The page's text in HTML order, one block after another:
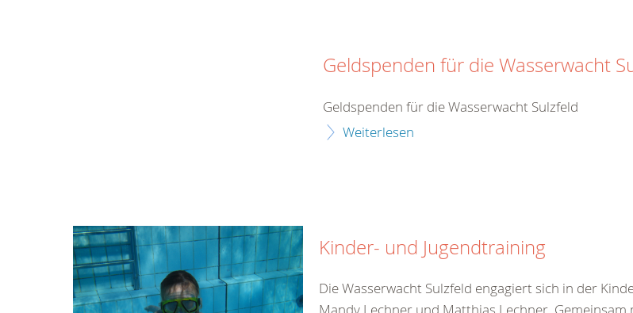
Geldspenden für die Wasserwacht
Geldspenden für die Wasserwacht Sulzfeld
Weiterlesen
Kinder- und Jugendtraining
Die Wasserwacht Sulzfeld engagiert sich in der